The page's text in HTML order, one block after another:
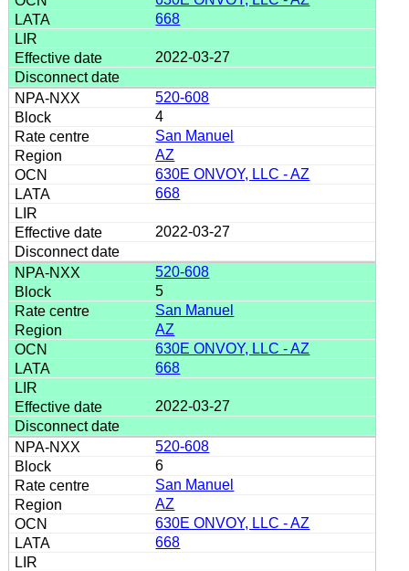
668
2022-03-27
520-608
4
San Manuel
AZ
630E ONVOY, LLC - AZ
668
2022-03-27
520-608
5
San Manuel
AZ
630E ONVOY, LLC - AZ
668
2022-03-27
520-608
6
San Manuel
AZ
630E ONVOY, LLC - AZ
668